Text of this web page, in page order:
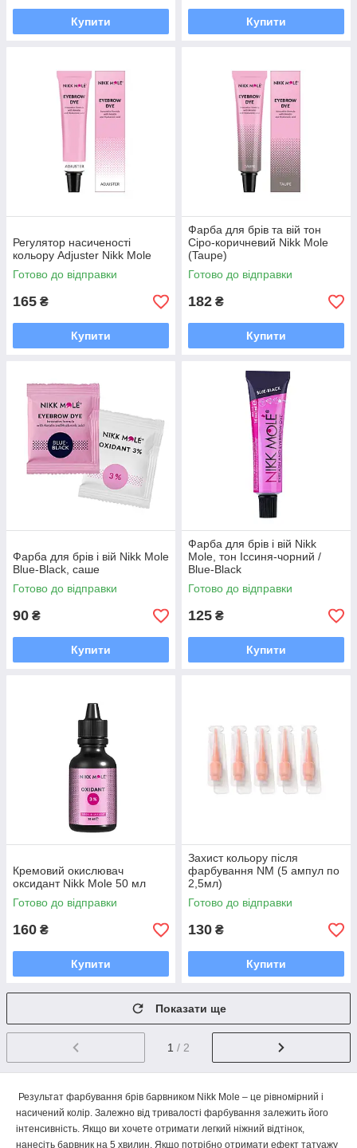
Купити Купити
Регулятор насиченості
кольору Adjuster Nikk Mole
Готово до відправки
165 ₴
Купити
Фарба для брів та вій тон
Сіро-коричневий Nikk Mole
(Taupe)
Готово до відправки
182 ₴
Купити
Фарба для брів і вій Nikk Mole
Blue-Black, саше
Готово до відправки
90 ₴
Купити
Фарба для брів і вій Nikk
Mole, тон Іссиня-чорний /
Blue-Black
Готово до відправки
125 ₴
Купити
Кремовий окислювач
оксидант Nikk Mole 50 мл
Готово до відправки
160 ₴
Купити
Захист кольору після
фарбування NM (5 ампул по
2,5мл)
Готово до відправки
130 ₴
Купити
Показати ще
1 / 2
Результат фарбування брів барвником Nikk Mole – це рівномірний і
насичений колір. Залежно від тривалості фарбування залежить його
інтенсивність. Якщо ви хочете отримати легкий ніжний відтінок,
нанесіть барвник на 5 хвилин. Якщо потрібно отримати ефект татуажу